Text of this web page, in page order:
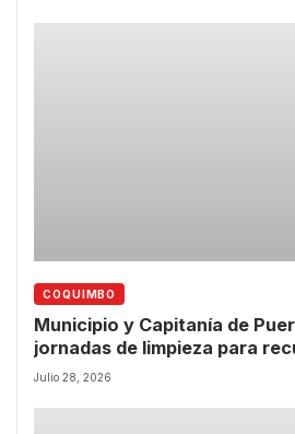
COQUIMBO
Municipio y Capitanía de
jornadas de limpieza para
Guanaqueros y Tongoy
Julio 28, 2026